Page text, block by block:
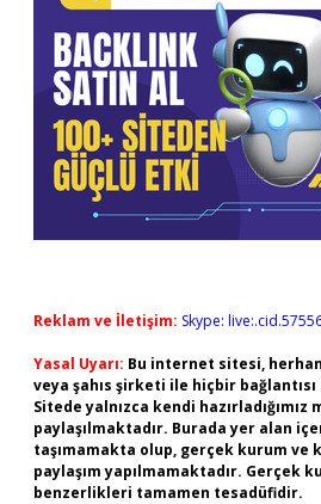
Reklam ve İletişim: Skype:
Yasal Uyarı: Bu internet sitesi,
veya şahıs şirketi ile hiçbir
Sitede yalnızca kendi hazırladığımız
paylaşılmaktadır. Burada yer alan
taşımamakta olup, gerçek kurum ve
paylaşım yapılmamaktadır. Gerçek
benzerlikleri tamamen tesadüfidir.